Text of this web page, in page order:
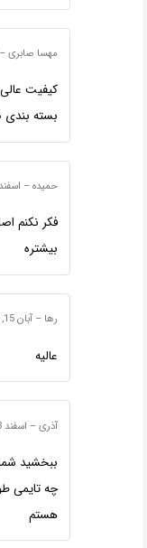
مهسا صابری–
کیفیت عالی
بسته
حمیده– اسفند 5,
فکر نکنم
بیشتره
رها– آبان 15, 1400
عالیه
آذری– اسفند 3, 1400
ببخشید
چه تایمی
هستم